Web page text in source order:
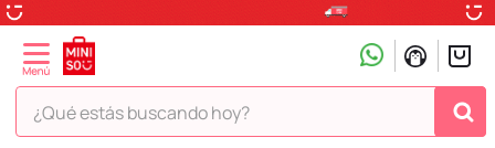
¿Qué estás buscando hoy?